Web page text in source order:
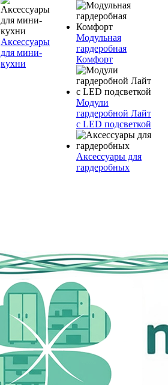
Аксессуары
для мини-
кухни
Модульная
гардеробная
Комфорт
Модули
гардеробной Лайт
с LED подсветкой
Аксессуары для
гардеробных